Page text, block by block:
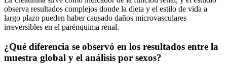
observa resultados complejos donde la dieta y el estilo de vida a
largo plazo pueden haber causado daños microvasculares
irreversibles en el parénquima renal.
¿Qué diferencia se observó en los resultados entre la
muestra global y el análisis por sexos?